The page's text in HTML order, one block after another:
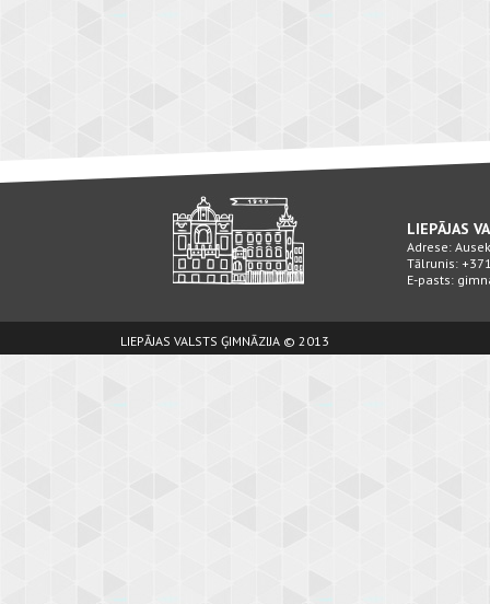
LIEPĀJAS
Adrese:
Tālrunis:
E-pasts:
LIEPĀJAS VALSTS ĢIMNĀZIJA © 2013